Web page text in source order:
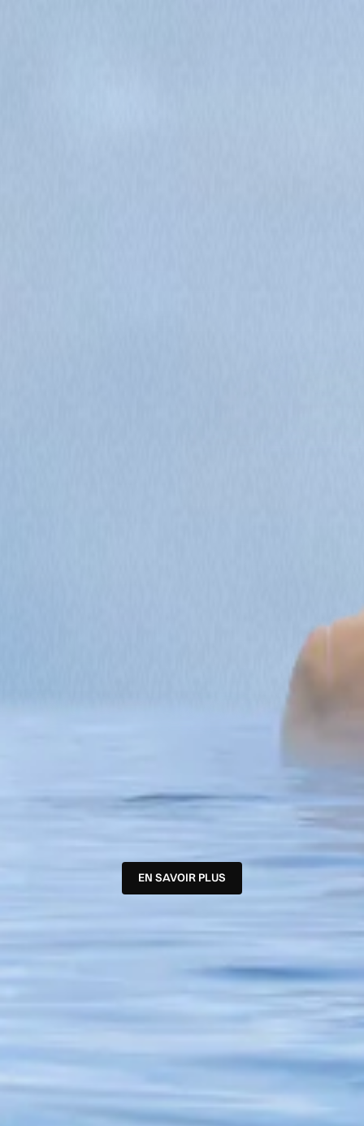
EN SAVOIR PLUS